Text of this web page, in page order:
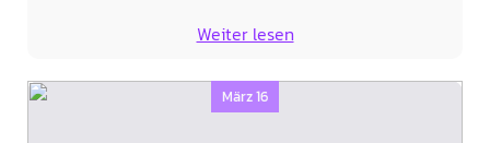
Weiter lesen
März 16